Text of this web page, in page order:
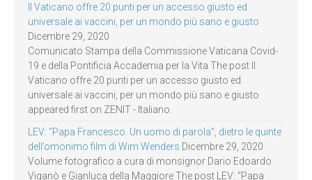
Il Vaticano offre 20 punti per un accesso giusto ed
universale ai vaccini, per un mondo più sano e giusto
Dicembre 29, 2020
Comunicato Stampa della Commissione Vaticana Covid-
19 e della Pontificia Accademia per la Vita The post Il
Vaticano offre 20 punti per un accesso giusto ed
universale ai vaccini, per un mondo più sano e giusto
appeared first on ZENIT - Italiano.
LEV: “Papa Francesco. Un uomo di parola”, dietro le quinte
dell’omonimo film di Wim Wenders Dicembre 29, 2020
Volume fotografico a cura di monsignor Dario Edoardo
Viganò e Gianluca della Maggiore The post LEV: “Papa